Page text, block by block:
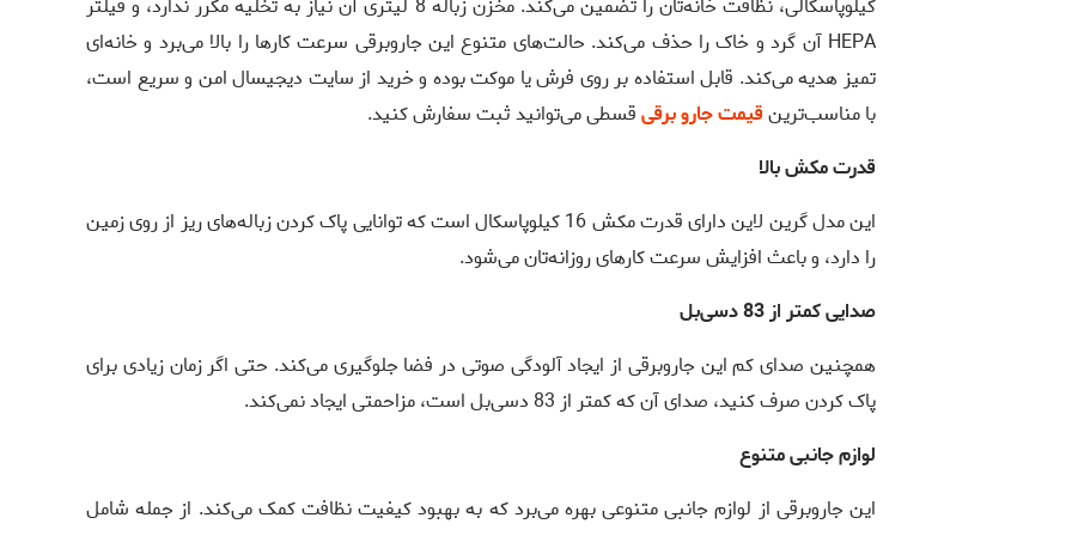
کیلوپاسکالی، نظافت خانه‌تان را تضمین می‌کند. مخزن زباله 8 لیتری آن نیاز به تخلیه مکرر ندارد، و فیلتر
HEPA آن گرد و خاک را حذف می‌کند. حالت‌های متنوع این جاروبرقی سرعت کارها را بالا می‌برد و خانه‌ای
تمیز هدیه می‌کند. قابل استفاده بر روی فرش یا موکت بوده و خرید از سایت دیجیسال امن و سریع است،
با مناسب‌ترینقیمت جارو برقیقسطی می‌توانید ثبت سفارش کنید.
قدرت مکش بالا
این مدل گرین لاین دارای قدرت مکش 16 کیلوپاسکال است که توانایی پاک کردن زباله‌های ریز از روی زمین
را دارد، و باعث افزایش سرعت کارهای روزانه‌تان می‌شود.
صدایی کمتر از 83 دسی‌بل
همچنین صدای کم این جاروبرقی از ایجاد آلودگی صوتی در فضا جلوگیری می‌کند. حتی اگر زمان زیادی برای
پاک کردن صرف کنید، صدای آن که کمتر از 83 دسی‌بل است، مزاحمتی ایجاد نمی‌کند.
لوازم جانبی متنوع
این جاروبرقی از لوازم جانبی متنوعی بهره می‌برد که به بهبود کیفیت نظافت کمک می‌کند. از جمله شامل